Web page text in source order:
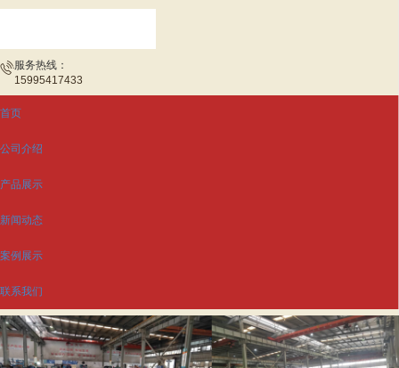
服务热线：
15995417433
首页
公司介绍
产品展示
新闻动态
案例展示
联系我们